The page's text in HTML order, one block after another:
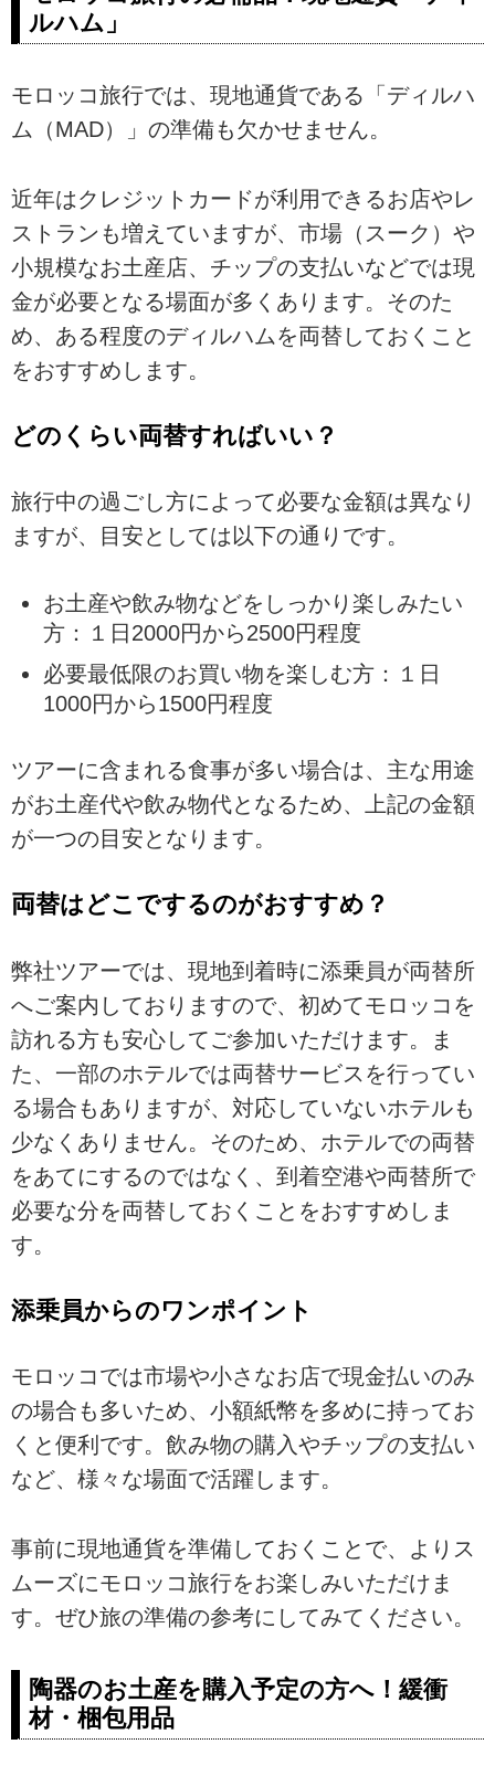
ルハム」
モロッコ旅行では、現地通貨である「ディルハ
ム（MAD）」の準備も欠かせません。
近年はクレジットカードが利用できるお店やレ
ストランも増えていますが、市場（スーク）や
小規模なお土産店、チップの支払いなどでは現
金が必要となる場面が多くあります。そのた
め、ある程度のディルハムを両替しておくこと
をおすすめします。
どのくらい両替すればいい？
旅行中の過ごし方によって必要な金額は異なり
ますが、目安としては以下の通りです。
お土産や飲み物などをしっかり楽しみたい
方：１日2000円から2500円程度
必要最低限のお買い物を楽しむ方：１日
1000円から1500円程度
ツアーに含まれる食事が多い場合は、主な用途
がお土産代や飲み物代となるため、上記の金額
が一つの目安となります。
両替はどこでするのがおすすめ？
弊社ツアーでは、現地到着時に添乗員が両替所
へご案内しておりますので、初めてモロッコを
訪れる方も安心してご参加いただけます。ま
た、一部のホテルでは両替サービスを行ってい
る場合もありますが、対応していないホテルも
少なくありません。そのため、ホテルでの両替
をあてにするのではなく、到着空港や両替所で
必要な分を両替しておくことをおすすめしま
す。
添乗員からのワンポイント
モロッコでは市場や小さなお店で現金払いのみ
の場合も多いため、小額紙幣を多めに持ってお
くと便利です。飲み物の購入やチップの支払い
など、様々な場面で活躍します。
事前に現地通貨を準備しておくことで、よりス
ムーズにモロッコ旅行をお楽しみいただけま
す。ぜひ旅の準備の参考にしてみてください。
陶器のお土産を購入予定の方へ！緩衝
材・梱包用品